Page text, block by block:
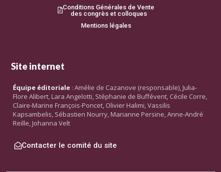
Conditions Générales de Vente
des congrès et colloques
Mentions légales
Site internet
Équipe éditoriale : Amélie de Cazanove (responsable), Julia-
Flore Alibert, Lara Angelotti, Stéphanie de Buffévent, Cécile Corre,
Claire-Marine François-Poncet, Olivier Halimi, Vassilis
Kapsambelis, Sébastien Nourry, Marianne Persine, Anne-André
Reille, Johanna Velt
Contacter le comité du site